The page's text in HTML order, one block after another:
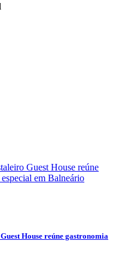
House reúne gastronomia